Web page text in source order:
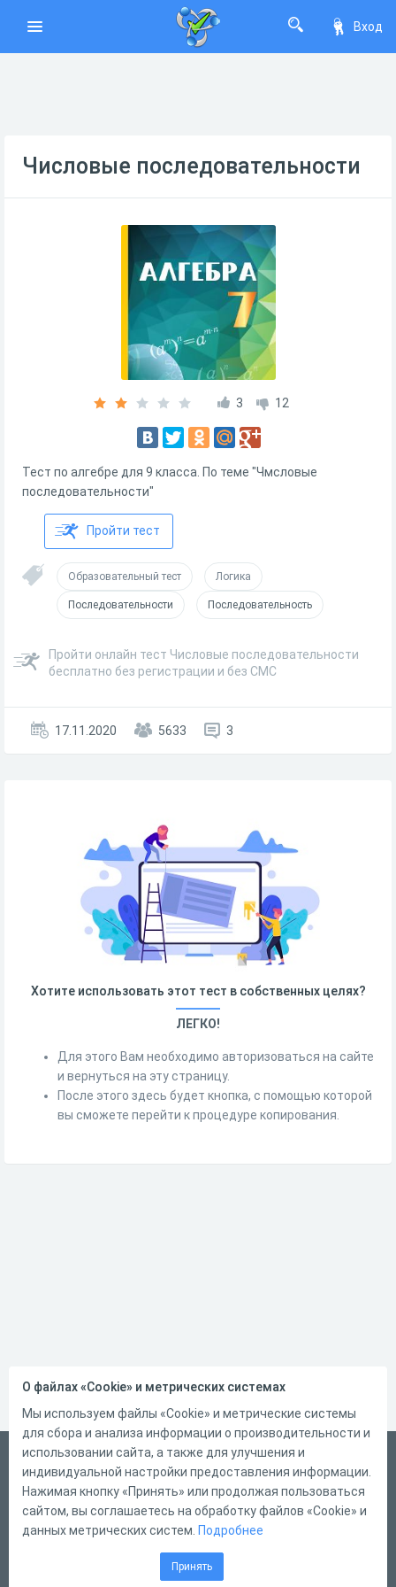
Вход
Числовые последовательности
3 12
Тест по алгебре для 9 класса. По теме "Чмсловые
последовательности"
Пройти тест
Образовательный тест Логика
Последовательности Последовательность
Пройти онлайн тест Числовые последовательности
бесплатно без регистрации и без СМС
17.11.2020 5633 3
Хотите использовать этот тест в собственных целях?
ЛЕГКО!
Для этого Вам необходимо авторизоваться на сайте
и вернуться на эту страницу.
После этого здесь будет кнопка, с помощью которой
вы сможете перейти к процедуре копирования.
Русский
Справка
Форма обратной связи
О файлах «Cookie» и метрических системах
Мы используем файлы «Cookie» и метрические системы
для сбора и анализа информации о производительности и
использовании сайта, а также для улучшения и
индивидуальной настройки предоставления информации.
Нажимая кнопку «Принять» или продолжая пользоваться
сайтом, вы соглашаетесь на обработку файлов «Cookie» и
данных метрических систем. Подробнее
Принять